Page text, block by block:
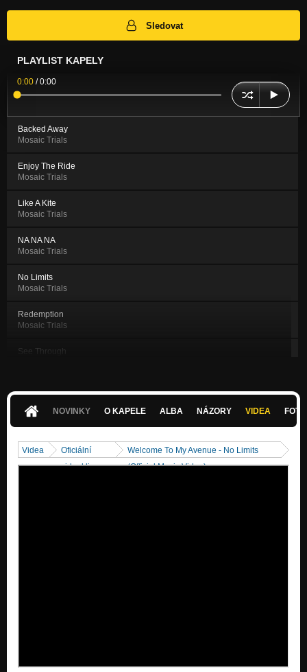
Sledovat
PLAYLIST KAPELY
0:00 /0:00
Backed Away
Mosaic Trials
Enjoy The Ride
Mosaic Trials
Like A Kite
Mosaic Trials
NA NA NA
Mosaic Trials
No Limits
Mosaic Trials
Redemption
Mosaic Trials
See Through
Unfair Game
World Of Shine
NOVINKY O KAPELE ALBA NÁZORY VIDEA
Videa
Oficiální
videoklipy
Welcome To My Avenue - No Limits
(Official Music Video)